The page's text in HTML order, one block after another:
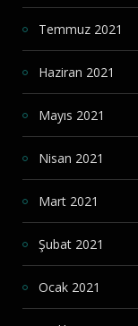
Temmuz 2021
Haziran 2021
Mayıs 2021
Nisan 2021
Mart 2021
Şubat 2021
Ocak 2021